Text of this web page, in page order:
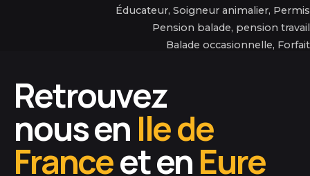
Éducation canine
Venez découvrir nos stages à thématiques tout au long
Éducateur, Soigneur animalier, Permis
Formations
Pension balade, pension travail
Pension
Balade occasionnelle, Forfait
Retrouvez
nous en Ile de
Franceet enEure